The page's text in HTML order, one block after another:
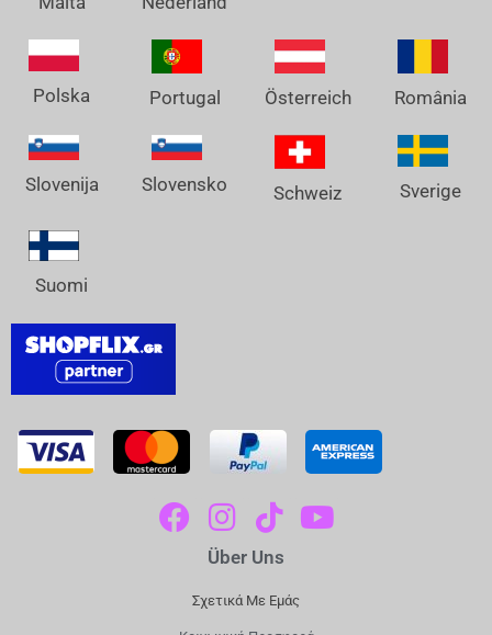
Polska Portugal Österreich România
Slovenija Slovensko Schweiz Sverige
Suomi
F
A
I
N
S
T
T
I
K
T
Y
O
Über Uns
Σχετικά Με Εμάς